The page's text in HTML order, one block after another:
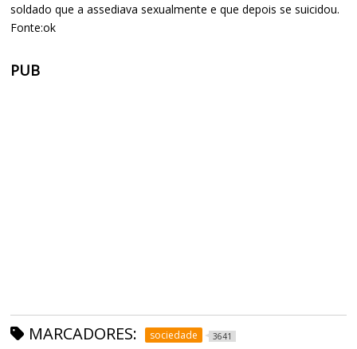
soldado que a assediava sexualmente e que depois se suicidou.
Fonte:ok
PUB
MARCADORES: sociedade 3641